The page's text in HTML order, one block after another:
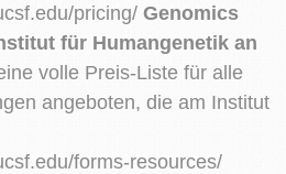
pricing/ Genomics
für Humangenetik an
volle Preis-Liste für alle
angeboten, die am Institut
forms-resources/